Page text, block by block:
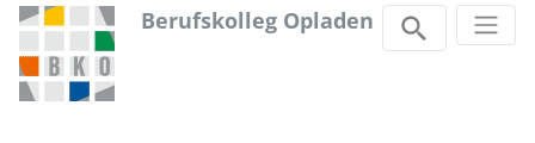
Berufskolleg Opladen